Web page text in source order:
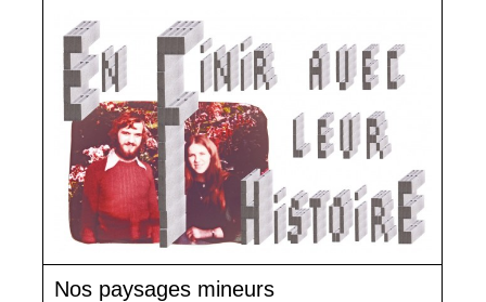
Nos paysages mineurs